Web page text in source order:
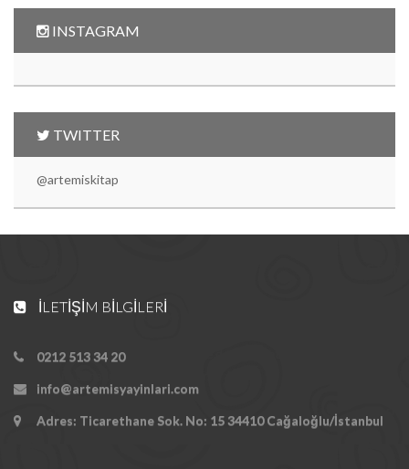
INSTAGRAM
TWITTER
@artemiskitap
İLETIŞIM BILGILERI
0212 513 34 20
info@artemisyayinlari.com
Adres: Ticarethane Sok. No: 15 34410 Cağaloğlu/İstanbul